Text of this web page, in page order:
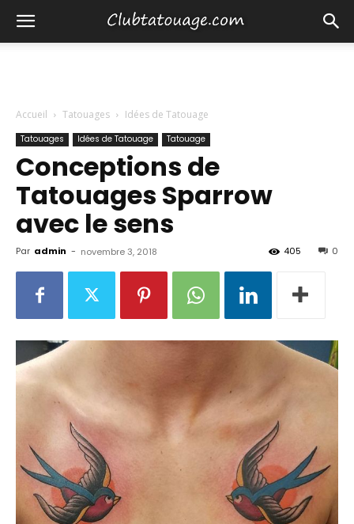
Accueil Tatouages Idées de Tatouage
Tatouages Idées de Tatouage Tatouage
Conceptions de
Tatouages ​​Sparrow
avec le sens
Par admin - novembre 3, 2018 0
405